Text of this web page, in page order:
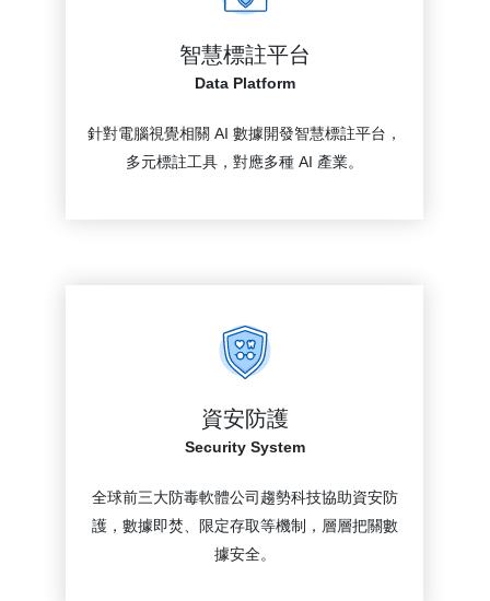
智慧標註平台
Data Platform
針對電腦視覺相關 AI 數據開發智慧標註平台，
多元標註工具，對應多種 AI 產業。
資安防護
Security System
全球前三大防毒軟體公司趨勢科技協助資安防
護，數據即焚、限定存取等機制，層層把關數
據安全。